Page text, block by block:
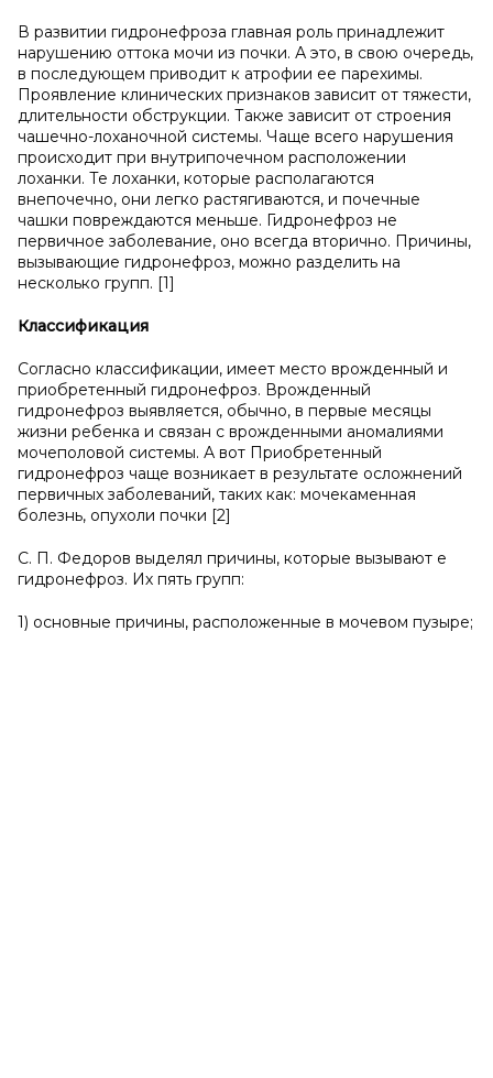
В развитии гидронефроза главная роль принадлежит
нарушению оттока мочи из почки. А это, в свою очередь,
в последующем приводит к атрофии ее парехимы.
Проявление клинических признаков зависит от тяжести,
длительности обструкции. Также зависит от строения
чашечно-лоханочной системы. Чаще всего нарушения
происходит при внутрипочечном расположении
лоханки. Те лоханки, которые располагаются
внепочечно, они легко растягиваются, и почечные
чашки повреждаются меньше. Гидронефроз не
первичное заболевание, оно всегда вторично. Причины,
вызывающие гидронефроз, можно разделить на
несколько групп. [1]
Классификация
Согласнo классификации, имеет место врожденный и
приобретенный гидронефроз. Врожденный
гидронефроз выявляется, обычно, в первые месяцы
жизни ребенка и связан с врожденными аномалиями
мочеполовой системы. А вот Приобретенный
гидронефроз чаще возникает в результате осложнений
первичных заболеваний, таких как: мочекаменная
болезнь, опухоли почки [2]
С. П. Федоров выделял причины, которые вызывают е
гидронефроз. Их пять групп:
1) основные причины, расположенные в мочевом пузыре;